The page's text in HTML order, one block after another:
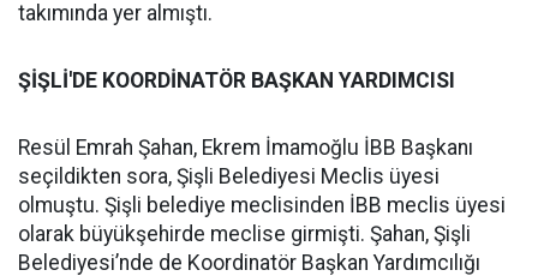
takımında yer almıştı.
ŞİŞLİ'DE KOORDİNATÖR BAŞKAN YARDIMCISI
Resül Emrah Şahan, Ekrem İmamoğlu İBB Başkanı
seçildikten sora, Şişli Belediyesi Meclis üyesi
olmuştu. Şişli belediye meclisinden İBB meclis üyesi
olarak büyükşehirde meclise girmişti. Şahan, Şişli
Belediyesi’nde de Koordinatör Başkan Yardımcılığı